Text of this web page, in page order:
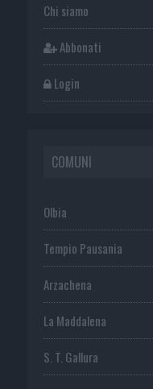
Chi siamo
Abbonati
Login
COMUNI
Olbia
Tempio Pausania
Arzachena
La Maddalena
S. T. Gallura